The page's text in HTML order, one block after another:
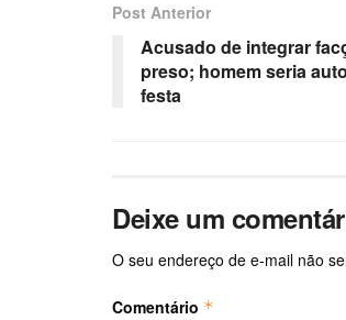
Post Anterior
Acusado de integrar
preso; homem seria
festa
Deixe um
O seu endereço de e-mail não
Comentário *